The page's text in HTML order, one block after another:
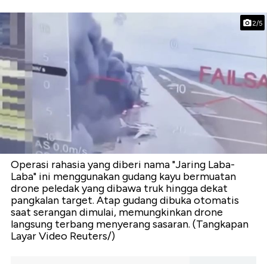
2/5
Operasi rahasia yang diberi nama "Jaring Laba-
Laba" ini menggunakan gudang kayu bermuatan
drone peledak yang dibawa truk hingga dekat
pangkalan target. Atap gudang dibuka otomatis
saat serangan dimulai, memungkinkan drone
langsung terbang menyerang sasaran. (Tangkapan
Layar Video Reuters/)